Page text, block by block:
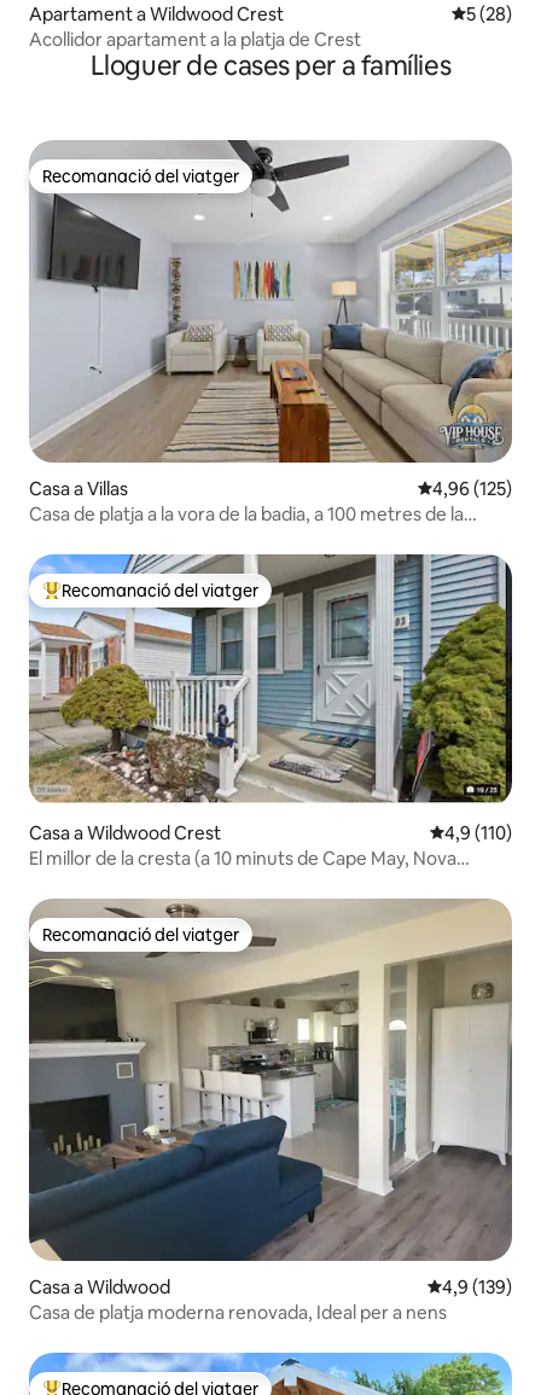
Apartament a Wildwood Crest 5 de
5 (28)
Acollidor apartament a la platja de Crest
Lloguer de cases per a famílies
Recomanació del viatger
Recomanació del viatger
Casa a Villas 4,96 de
4,96 (125)
Casa de platja a la vora de la badia, a 100 metres de la
Principals recomanacions dels viatgers
Recomanació del viatger
Casa a Wildwood Crest 4,9 de
4,9 (110)
El millor de la cresta (a 10 minuts de Cape May, Nova
Recomanació del viatger
Recomanació del viatger
Casa a Wildwood 4,9 de
4,9 (139)
Casa de platja moderna renovada, Ideal per a nens
Recomanació del viatger